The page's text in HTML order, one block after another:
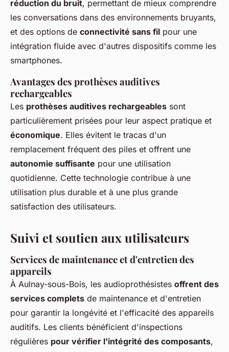
réduction du bruit, permettant de mieux comprendre
les conversations dans des environnements bruyants,
et des options de connectivité sans fil pour une
intégration fluide avec d'autres dispositifs comme les
smartphones.
Avantages des prothèses auditives
rechargeables
Les prothèses auditives rechargeables sont
particulièrement prisées pour leur aspect pratique et
économique. Elles évitent le tracas d'un
remplacement fréquent des piles et offrent une
autonomie suffisante pour une utilisation
quotidienne. Cette technologie contribue à une
utilisation plus durable et à une plus grande
satisfaction des utilisateurs.
Suivi et soutien aux utilisateurs
Services de maintenance et d'entretien des
appareils
À Aulnay-sous-Bois, les audioprothésistes offrent des
services complets de maintenance et d'entretien
pour garantir la longévité et l'efficacité des appareils
auditifs. Les clients bénéficient d'inspections
régulières pour vérifier l'intégrité des composants,